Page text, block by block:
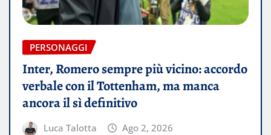
PERSONAGGI
Inter, Romero sempre più vicino: accordo
verbale con il Tottenham, ma manca
ancora il sì definitivo
Luca Talotta Ago 2, 2026